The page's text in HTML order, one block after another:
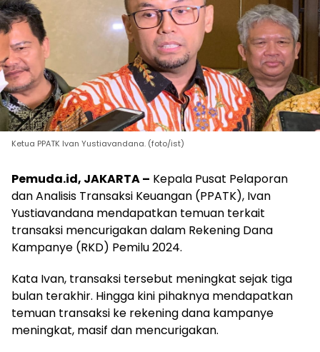
Ketua PPATK Ivan Yustiavandana. (foto/ist)
Pemuda.id, JAKARTA – Kepala Pusat Pelaporan
dan Analisis Transaksi Keuangan (PPATK), Ivan
Yustiavandana mendapatkan temuan terkait
transaksi mencurigakan dalam Rekening Dana
Kampanye (RKD) Pemilu 2024.
Kata Ivan, transaksi tersebut meningkat sejak tiga
bulan terakhir. Hingga kini pihaknya mendapatkan
temuan transaksi ke rekening dana kampanye
meningkat, masif dan mencurigakan.